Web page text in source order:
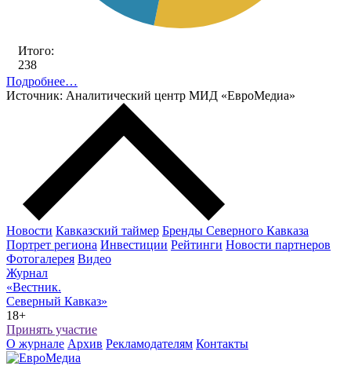
Итого:
238
Подробнее…
Источник: Аналитический центр МИД «ЕвроМедиа»
Новости Кавказский таймер Бренды Северного Кавказа
Портрет региона Инвестиции Рейтинги Новости партнеров
Фотогалерея Видео
Журнал
«Вестник.
Северный Кавказ»
18+
Принять участие
О журнале Архив Рекламодателям Контакты